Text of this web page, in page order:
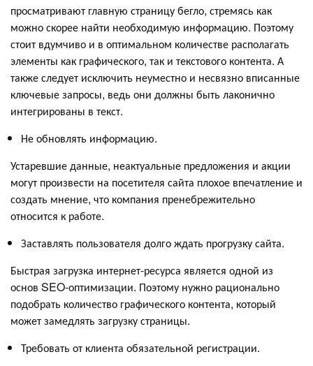
просматривают главную страницу бегло, стремясь как
можно скорее найти необходимую информацию. Поэтому
стоит вдумчиво и в оптимальном количестве располагать
элементы как графического, так и текстового контента. А
также следует исключить неуместно и несвязно вписанные
ключевые запросы, ведь они должны быть лаконично
интегрированы в текст.
Не обновлять информацию.
Устаревшие данные, неактуальные предложения и акции
могут произвести на посетителя сайта плохое впечатление и
создать мнение, что компания пренебрежительно
относится к работе.
Заставлять пользователя долго ждать прогрузку сайта.
Быстрая загрузка интернет-ресурса является одной из
основ SEO-оптимизации. Поэтому нужно рационально
подобрать количество графического контента, который
может замедлять загрузку страницы.
Требовать от клиента обязательной регистрации.